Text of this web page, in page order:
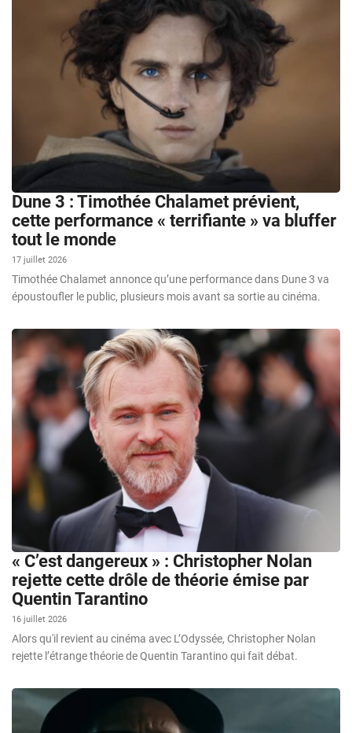
Dune 3 : Timothée Chalamet prévient,
cette performance « terrifiante » va bluffer
tout le monde
17 juillet 2026
Timothée Chalamet annonce qu’une performance dans Dune 3 va
époustoufler le public, plusieurs mois avant sa sortie au cinéma.
« C’est dangereux » : Christopher Nolan
rejette cette drôle de théorie émise par
Quentin Tarantino
16 juillet 2026
Alors qu'il revient au cinéma avec L’Odyssée, Christopher Nolan
rejette l’étrange théorie de Quentin Tarantino qui fait débat.